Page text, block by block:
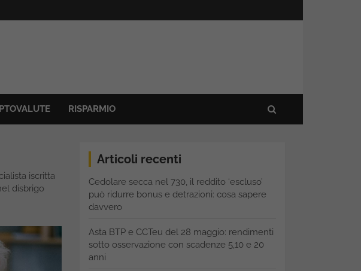
RISPARMIO
iscritta
disbrigo
Articoli recenti
Cedolare secca nel 730, il reddito ‘escluso’
può ridurre bonus e detrazioni: cosa sapere
davvero
Asta BTP e CCTeu del 28 maggio: rendimenti
sotto osservazione con scadenze 5,10 e 20
anni